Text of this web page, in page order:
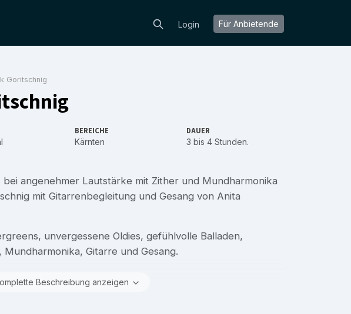
Login Für Anbietende
Goritschnig
BEREICHE
Kärnten
DAUER
3 bis 4 Stunden.
angenehmer Lautstärke mit Zither und Mundharmonika
mit Gitarrenbegleitung und Gesang von Anita
unvergessene Oldies, gefühlvolle Balladen,
Gitarre und Gesang.
Beschreibung anzeigen